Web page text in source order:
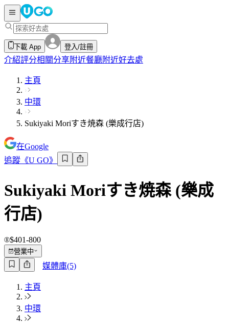
下載 App 登入/註冊
介紹評分相關分享附近餐廳附近好去處
主頁
中環
Sukiyaki Moriすき焼森 (樂成行店)
在Google
追蹤《U GO》
Sukiyaki Moriすき焼森 (樂成
行店)
$401-800
營業中
媒體庫(5)
主頁
中環